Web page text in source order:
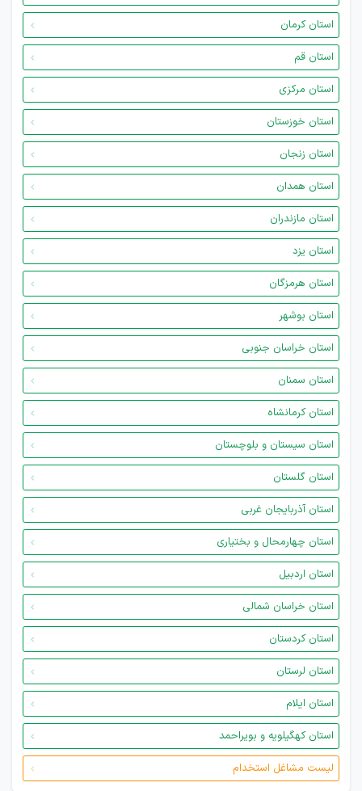
استان کرمان
استان قم
استان مرکزی
استان خوزستان
استان زنجان
استان همدان
استان مازندران
استان یزد
استان هرمزگان
استان بوشهر
استان خراسان جنوبی
استان سمنان
استان کرمانشاه
استان سیستان و بلوچستان
استان گلستان
استان آذربایجان غربی
استان چهارمحال و بختیاری
استان اردبیل
استان خراسان شمالی
استان کردستان
استان لرستان
استان ایلام
استان کهگیلویه و بویراحمد
لیست مشاغل استخدام